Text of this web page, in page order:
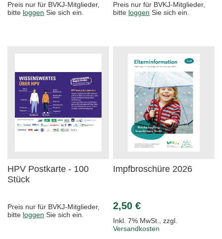
Preis nur für BVKJ-Mitglieder,
bitte loggen Sie sich ein.
Preis nur für BVKJ-Mitglieder,
bitte loggen Sie sich ein.
HPV Postkarte - 100
Stück
Preis nur für BVKJ-Mitglieder,
bitte loggen Sie sich ein.
Impfbroschüre 2026
2,50 €
Inkl. 7% MwSt. ,zzgl.
Versandkosten